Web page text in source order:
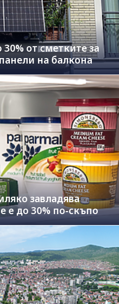
от сметките за
на балкона
завладява
е до 30% по-скъпо